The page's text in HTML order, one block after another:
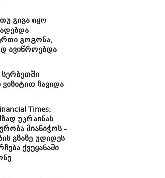
გიგა იყო
გოგონა,
ავიწროებდა
ჩავიდა
Times:
უკრაინას
მიანიჭოს -
გზაზე უდიდეს
ქვეყანაში